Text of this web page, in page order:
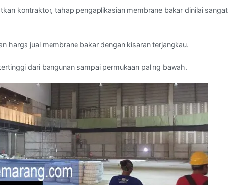
kontraktor, tahap pengaplikasian membrane bakar dinilai sangat
harga jual membrane bakar dengan kisaran terjangkau.
dari bangunan sampai permukaan paling bawah.